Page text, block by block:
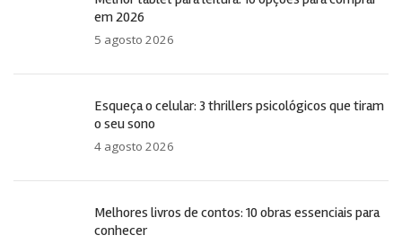
em 2026
5 agosto 2026
Esqueça o celular: 3 thrillers psicológicos que tiram
o seu sono
4 agosto 2026
Melhores livros de contos: 10 obras essenciais para
conhecer